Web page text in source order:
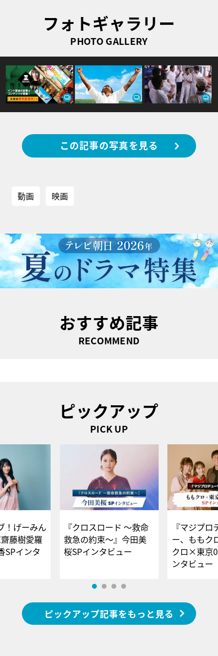
フォトギャラリー
PHOTO GALLERY
この記事の写真を見る
動画 映画
おすすめ記事
RECOMMEND
ピックアップ
PICK UP
！げーみん
藤樹愛羅
SPインタ
『クロスロード ～救命
救急の約束～』今田美
桜SPインタビュー
『マジプロ
ー、ももク
クロ×東京
ンタビュー
ピックアップ記事をもっと見る